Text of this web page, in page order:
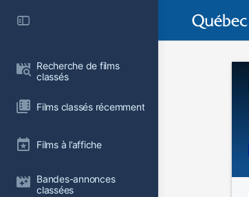
Recherche de films
classés
Films classés récemment
Films à l’affiche
Bandes-annonces
classées